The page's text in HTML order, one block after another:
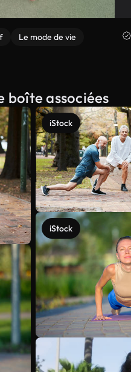
Le mode de vie
boîte associées
iStock
iStock